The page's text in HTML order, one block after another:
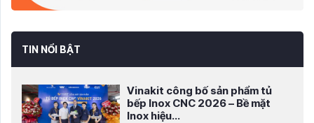
TIN NỔI BẬT
Vinakit công bố sản phẩm tủ
bếp Inox CNC 2026 – Bề mặt
Inox hiệu...